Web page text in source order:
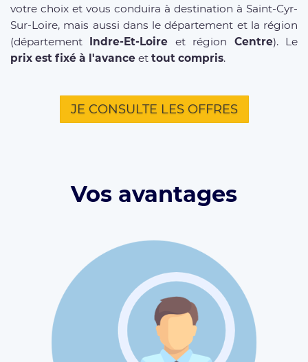
votre choix et vous conduira à destination à Saint-Cyr-
Sur-Loire, mais aussi dans le département et la région
(département
Indre-Et-Loire et région Centre). Le
prix est fixé à l'avance et tout compris.
JE CONSULTE LES OFFRES
Vos avantages